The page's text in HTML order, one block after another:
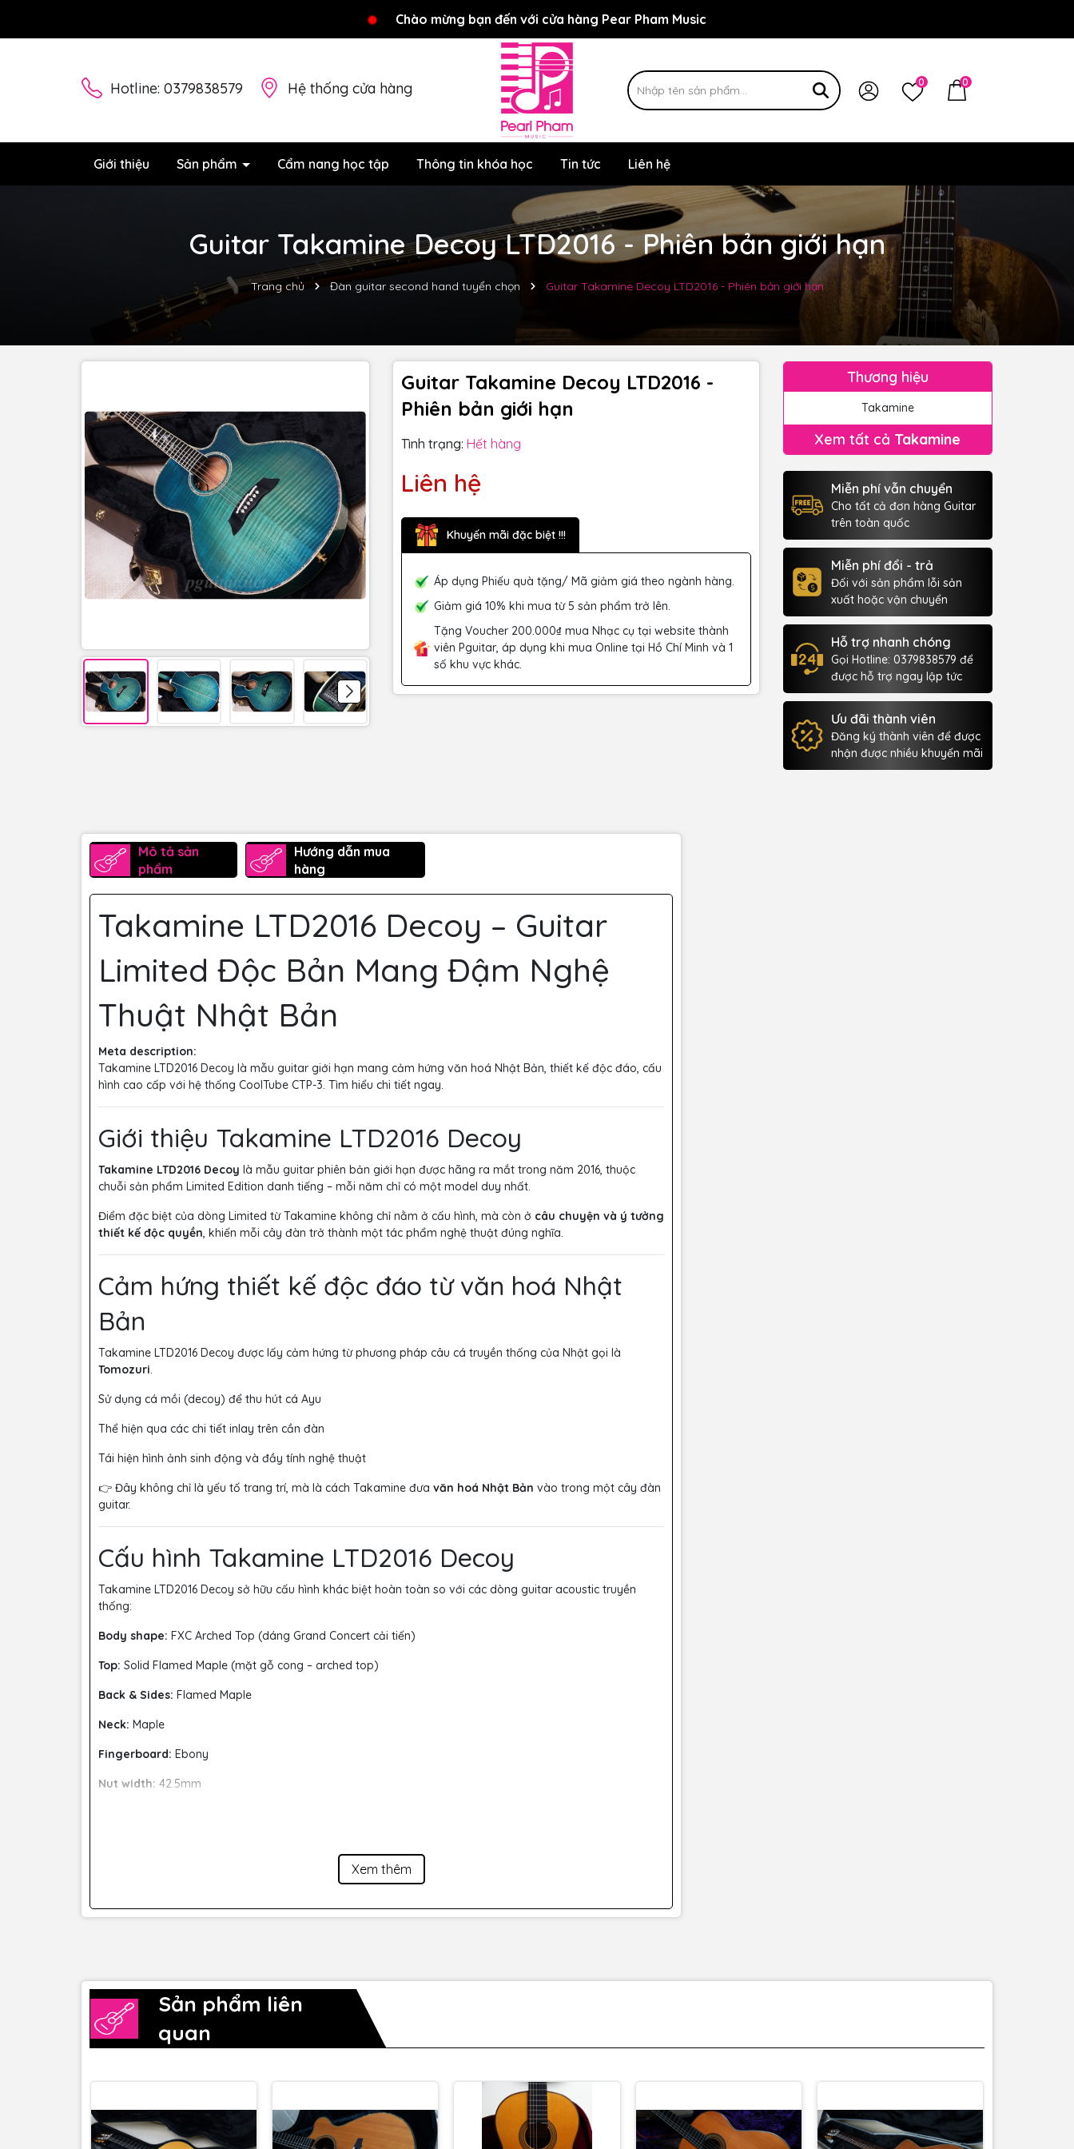
Chào mừng bạn đến với cửa hàng Pear Pham Music
Rất nhiều ưu đãi và chương trình khuyến mãi đang chờ đợi bạn
Hotline: 0379838579 Hệ thống cửa hàng 0 0
Giới thiệu Sản phẩm Cẩm nang học tập Thông tin khóa học Tin tức Liên hệ
Guitar Takamine Decoy LTD2016 - Phiên bản giới hạn
Trang chủ Đàn guitar second hand tuyển chọn Guitar Takamine Decoy LTD2016 - Phiên bản giới hạn
Guitar Takamine Decoy LTD2016 -
Phiên bản giới hạn
Tình trạng: Hết hàng
Liên hệ
Khuyến mãi đặc biệt !!!
Áp dụng Phiếu quà tặng/ Mã giảm giá theo ngành hàng.
Giảm giá 10% khi mua từ 5 sản phẩm trở lên.
Tặng Voucher 200.000₫ mua Nhạc cụ tại website thành
viên Pguitar, áp dụng khi mua Online tại Hồ Chí Minh và 1
số khu vực khác.
Thương hiệu
Takamine
Xem tất cả Takamine
Miễn phí vẫn chuyển
Cho tất cả đơn hàng Guitar
trên toàn quốc
Miễn phí đổi - trả
Đối với sản phẩm lỗi sản
xuất hoặc vận chuyển
Hỗ trợ nhanh chóng
Gọi Hotline: 0379838579 để
được hỗ trợ ngay lập tức
Ưu đãi thành viên
Đăng ký thành viên để được
nhận được nhiều khuyến mãi
Mô tả sản
phẩm
Hướng dẫn mua
hàng
Takamine LTD2016 Decoy – Guitar
Limited Độc Bản Mang Đậm Nghệ
Thuật Nhật Bản
Meta description:
Takamine LTD2016 Decoy là mẫu guitar giới hạn mang cảm hứng văn hoá Nhật Bản, thiết kế độc đáo, cấu
hình cao cấp với hệ thống CoolTube CTP-3. Tìm hiểu chi tiết ngay.
Giới thiệu Takamine LTD2016 Decoy
Takamine LTD2016 Decoy là mẫu guitar phiên bản giới hạn được hãng ra mắt trong năm 2016, thuộc
chuỗi sản phẩm Limited Edition danh tiếng – mỗi năm chỉ có một model duy nhất.
Điểm đặc biệt của dòng Limited từ Takamine không chỉ nằm ở cấu hình, mà còn ở câu chuyện và ý tưởng
thiết kế độc quyền, khiến mỗi cây đàn trở thành một tác phẩm nghệ thuật đúng nghĩa.
Cảm hứng thiết kế độc đáo từ văn hoá Nhật
Bản
Takamine LTD2016 Decoy được lấy cảm hứng từ phương pháp câu cá truyền thống của Nhật gọi là
Tomozuri.
Sử dụng cá mồi (decoy) để thu hút cá Ayu
Thể hiện qua các chi tiết inlay trên cần đàn
Tái hiện hình ảnh sinh động và đầy tính nghệ thuật
👉 Đây không chỉ là yếu tố trang trí, mà là cách Takamine đưa văn hoá Nhật Bản vào trong một cây đàn
guitar.
Cấu hình Takamine LTD2016 Decoy
Takamine LTD2016 Decoy sở hữu cấu hình khác biệt hoàn toàn so với các dòng guitar acoustic truyền
thống:
Body shape: FXC Arched Top (dáng Grand Concert cải tiến)
Top: Solid Flamed Maple (mặt gỗ cong – arched top)
Back & Sides: Flamed Maple
Neck: Maple
Fingerboard: Ebony
Nut width: 42.5mm
năng trình diễn sân khấu vượt trội.
Đánh giá âm thanh Takamine LTD2016 Decoy
Khác với chất âm ấm truyền thống của spruce, LTD2016 Decoy mang màu âm:
Sáng – rõ – cực kỳ chi tiết
Đặc biệt, hệ thống CoolTube CTP-3 mang lại:
Xem thêm
Sản phẩm liên
quan